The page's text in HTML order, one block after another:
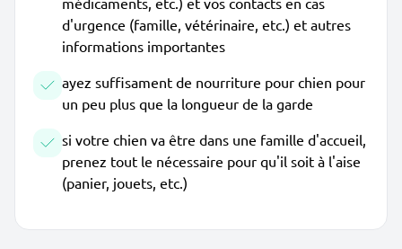
d'urgence (famille, vétérinaire, etc.) et autres
informations importantes
ayez suffisament de nourriture pour chien pour
un peu plus que la longueur de la garde
si votre chien va être dans une famille d'accueil,
prenez tout le nécessaire pour qu'il soit à l'aise
(panier, jouets, etc.)